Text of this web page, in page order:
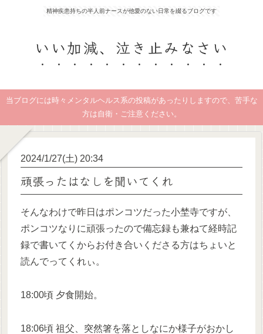
精神疾患持ちの半人前ナースが他愛のない日常を綴るブログです
いい加減、泣き止みなさい
当ブログには時々メンタルヘルス系の投稿があったりしますので、苦手な
方は自衛・ご注意ください。
2024/1/27(土) 20:34
頑張ったはなしを聞いてくれ
そんなわけで昨日はポンコツだった小埜寺ですが、
ポンコツなりに頑張ったので備忘録も兼ねて経時記
録で書いてくからお付き合いくださる方はちょいと
読んでってくれぃ。
18:00頃 夕食開始。
18:06頃 祖父、突然箸を落としなにか様子がおかし